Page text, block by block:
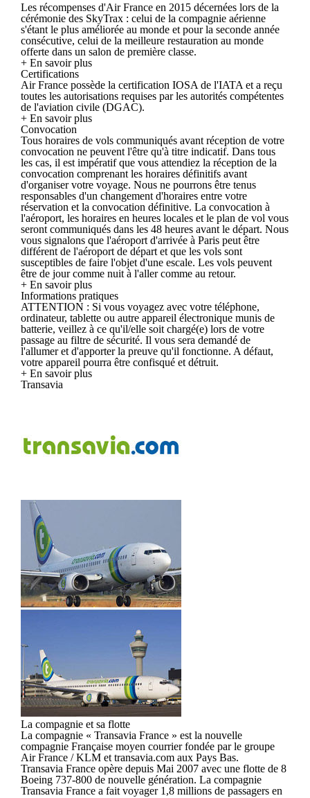
Les récompenses d'Air France en 2015 décernées lors de la
cérémonie des SkyTrax : celui de la compagnie aérienne
s'étant le plus améliorée au monde et pour la seconde année
consécutive, celui de la meilleure restauration au monde
offerte dans un salon de première classe.
+ En savoir plus
Certifications
Air France possède la certification IOSA de l'IATA et a reçu
toutes les autorisations requises par les autorités compétentes
de l'aviation civile (DGAC).
+ En savoir plus
Convocation
Tous horaires de vols communiqués avant réception de votre
convocation ne peuvent l'être qu'à titre indicatif. Dans tous
les cas, il est impératif que vous attendiez la réception de la
convocation comprenant les horaires définitifs avant
d'organiser votre voyage. Nous ne pourrons être tenus
responsables d'un changement d'horaires entre votre
réservation et la convocation définitive. La convocation à
l'aéroport, les horaires en heures locales et le plan de vol vous
seront communiqués dans les 48 heures avant le départ. Nous
vous signalons que l'aéroport d'arrivée à Paris peut être
différent de l'aéroport de départ et que les vols sont
susceptibles de faire l'objet d'une escale. Les vols peuvent
être de jour comme nuit à l'aller comme au retour.
+ En savoir plus
Informations pratiques
ATTENTION : Si vous voyagez avec votre téléphone,
ordinateur, tablette ou autre appareil électronique munis de
batterie, veillez à ce qu'il/elle soit chargé(e) lors de votre
passage au filtre de sécurité. Il vous sera demandé de
l'allumer et d'apporter la preuve qu'il fonctionne. A défaut,
votre appareil pourra être confisqué et détruit.
+ En savoir plus
Transavia
La compagnie et sa flotte
La compagnie « Transavia France » est la nouvelle
compagnie Française moyen courrier fondée par le groupe
Air France / KLM et transavia.com aux Pays Bas.
Transavia France opère depuis Mai 2007 avec une flotte de 8
Boeing 737-800 de nouvelle génération. La compagnie
Transavia France a fait voyager 1,8 millions de passagers en